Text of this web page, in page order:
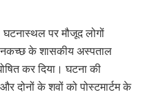
पर मौजूद लोगों
के शासकीय अस्पताल
कर दिया। घटना की
दोनों के शवों को पोस्टमार्टम के